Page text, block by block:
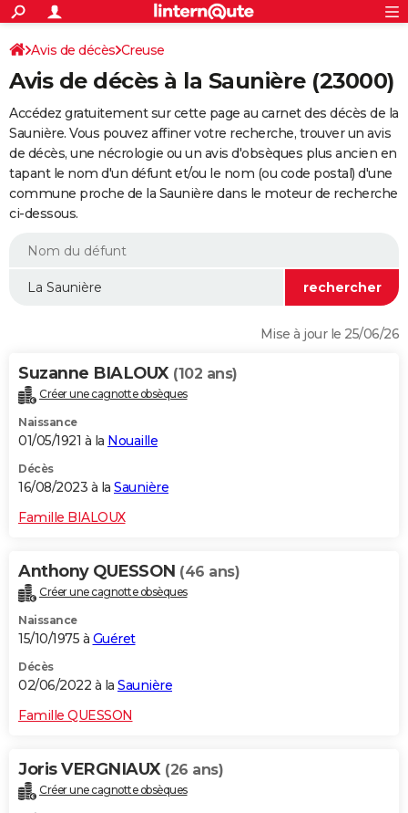
ACTUALITÉS
Politique
Société
Faits Divers
Education
Monde
Villes
+
SPORT
Coupe du monde 2026
Football
Tennis
Cyclisme
Rugby
Forum
Programme TV
TNT
Streaming
Cinéma
Sorties cinéma
Musique
+
FINANCE
Retraite
Epargne
Immobilier
Risques naturels par ville
Assurance
AUTO
Essais
Réserver un essai
Citadines
Berlines
SUV
Forum auto
+HIGH-TECH
BRICOLAGE
WEEK-END
Alimentation
Guide de la santé
Maladies
Médicaments
Sommeil
VOYAGE
Destinations
City break
Voyage nature
Voyage de noces
Forum
Climat
+PHOTO
GUIDES D'ACHAT
Carte de Noël
Carte Bonne année
Carte Saint-Valentin
Carte Pâques
Carte d'anniversaire
DICTIONNAIRE
Dictionnaire
Biographies
Citations
Expressions
Proverbes
PROGRAMME TV
S'inscrire
Se connecter
Lycées
Collèges
Primaires
Universités
Entreprises
Service militaire
Avis de recherche
AVIS DE DÉCÈS
FORUM
Bricolage
Lifestyle
Culture
Television
Voyage
Cinema
Avis de décès Creuse
Avis de décès à la Saunière (23000)
Accédez gratuitement sur cette page au carnet des décès de la
Saunière. Vous pouvez affiner votre recherche, trouver un avis
de décès, une nécrologie ou un avis d'obsèques plus ancien en
tapant le nom d'un défunt et/ou le nom (ou code postal) d'une
commune proche de la Saunière dans le moteur de recherche
ci-dessous.
Mise à jour le 25/06/26
Suzanne BIALOUX (102 ans)
Créer une cagnotte obsèques
Naissance
01/05/1921 à la Nouaille
Décès
16/08/2023 à la Saunière
Famille BIALOUX
Anthony QUESSON (46 ans)
Créer une cagnotte obsèques
Naissance
15/10/1975 à Guéret
Décès
02/06/2022 à la Saunière
Famille QUESSON
Joris VERGNIAUX (26 ans)
Créer une cagnotte obsèques